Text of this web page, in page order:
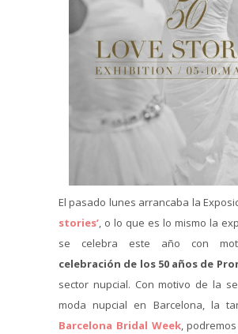
El pasado lunes arrancaba la
stories’, o lo que es lo mismo la
se celebra este año con
celebración de los 50 años de
sector nupcial. Con motivo de la
moda nupcial en Barcelona, la
Barcelona Bridal Week,